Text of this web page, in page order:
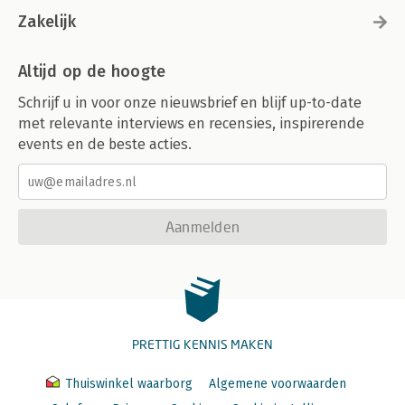
Zakelijk
Altijd op de hoogte
Schrijf u in voor onze nieuwsbrief en blijf up-to-date
met relevante interviews en recensies, inspirerende
events en de beste acties.
Aanmelden
PRETTIG KENNIS MAKEN
Thuiswinkel waarborg
Algemene voorwaarden